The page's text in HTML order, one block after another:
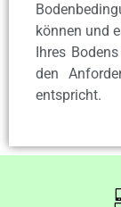
können und
Ihres
den
entspricht.